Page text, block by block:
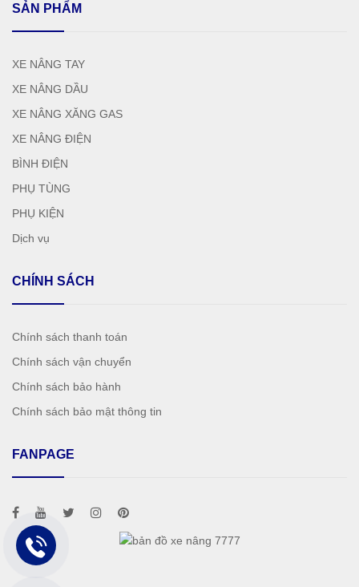
SẢN PHẨM
XE NÂNG TAY
XE NÂNG DẦU
XE NÂNG XĂNG GAS
XE NÂNG ĐIỆN
BÌNH ĐIỆN
PHỤ TÙNG
PHỤ KIỆN
Dịch vụ
CHÍNH SÁCH
Chính sách thanh toán
Chính sách vận chuyển
Chính sách bảo hành
Chính sách bảo mật thông tin
FANPAGE